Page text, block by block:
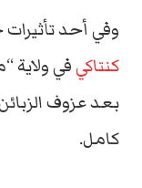
وفي أحد
كنتاكيفي
بعد عزوف
كامل.